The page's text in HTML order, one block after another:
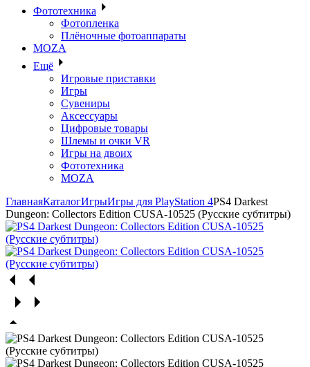
Фототехника
Фотопленка
Плёночные фотоаппараты
MOZA
Ещё
Игровые приставки
Игры
Сувениры
Аксессуары
Цифровые товары
Шлемы и очки VR
Игры на двоих
Фототехника
MOZA
ГлавнаяКаталогИгрыИгры для PlayStation 4PS4 Darkest
Dungeon: Collectors Edition CUSA-10525 (Русские субтитры)